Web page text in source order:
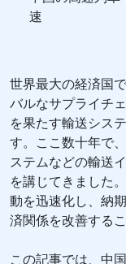
速
世界最大の経済国
バルなサプライチ
を果たす輸送シス
す。ここ数十年で
ステムなどの輸送
を講じてきました
動を迅速化し、納
済関係を改善する
この記事では、中